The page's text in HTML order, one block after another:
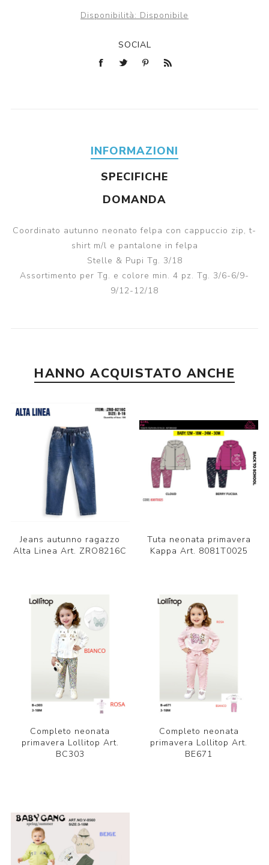
Disponibilità: Disponibile
SOCIAL
INFORMAZIONI
SPECIFICHE
DOMANDA
Coordinato autunno neonato felpa con cappuccio zip, t-
shirt m/l e pantalone in felpa
Stelle & Pupi Tg. 3/18
Assortimento per Tg. e colore min. 4 pz. Tg. 3/6-6/9-
9/12-12/18
HANNO ACQUISTATO ANCHE
Jeans autunno ragazzo
Alta Linea Art. ZRO8216C
Tuta neonata primavera
Kappa Art. 8081T0025
Completo neonata
primavera Lollitop Art.
BC303
Completo neonata
primavera Lollitop Art.
BE671